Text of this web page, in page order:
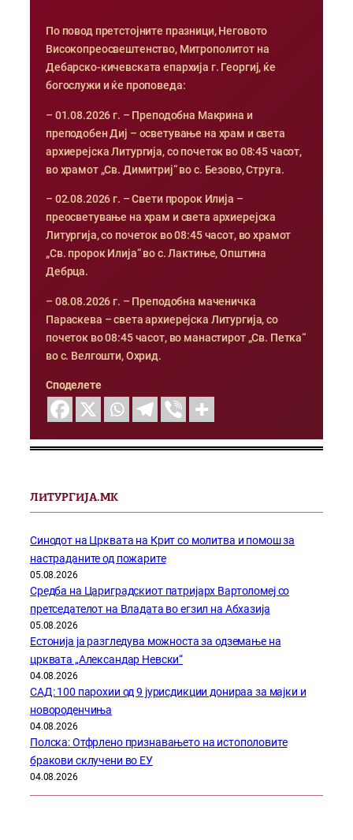
По повод претстојните празници, Неговото
Високопреосвештенство, Митрополитот на
Дебарско-кичевската епархија г. Георгиј, ќе
богослужи и ќе проповеда:
– 01.08.2026 г. – Преподобна Макрина и
преподобен Диј – осветување на храм и света
архиерејска Литургија, со почеток во 08:45 часот,
во храмот „Св. Димитриј“ во с. Безово, Струга.
– 02.08.2026 г. – Свети пророк Илија –
преосветување на храм и света архиерејска
Литургија, со почеток во 08:45 часот, во храмот
„Св. пророк Илија“ во с. Лактиње, Општина
Дебрца.
– 08.08.2026 г. – Преподобна маченичка
Параскева – света архиерејска Литургија, со
почеток во 08:45 часот, во манастирот „Св. Петка“
во с. Велгошти, Охрид.
Споделете
ЛИТУРГИЈА.МК
Синодот на Црквата на Крит со молитва и помош за
настраданите од пожарите
05.08.2026
Средба на Цариградскиот патријарх Вартоломеј со
претседателот на Владата во егзил на Абхазија
05.08.2026
Естонија ја разгледува можноста за одземање на
црквата „Александар Невски“
04.08.2026
САД: 100 парохии од 9 јурисдикции донираа за мајки и
новороденчиња
04.08.2026
Полска: Отфрлено признавањето на истополовите
бракови склучени во ЕУ
04.08.2026